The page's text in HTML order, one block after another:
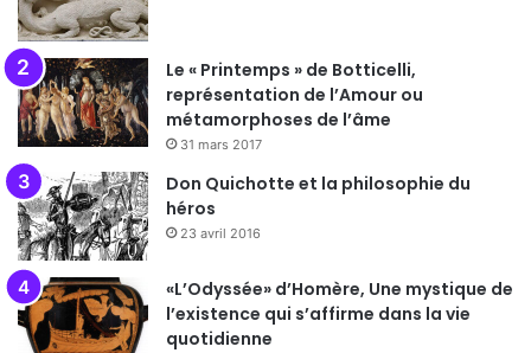
Le « Printemps » de Botticelli,
représentation de l’Amour ou
métamorphoses de l’âme
31 mars 2017
Don Quichotte et la philosophie du
héros
23 avril 2016
«L’Odyssée» d’Homère, Une mystique de
l’existence qui s’affirme dans la vie
quotidienne